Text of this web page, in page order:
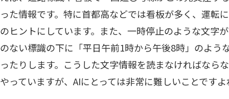
った情報です。特に首都高などでは看板が多く、運転
のヒントにしています。また、一時停止のような文字
のない標識の下に「平日午前1時から午後8時」のよう
ったりします。こうした文字情報を読まなければなら
やっていますが、AIにとっては非常に難しいことです